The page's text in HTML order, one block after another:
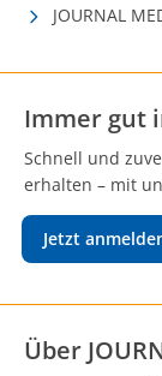
JOURNAL
Immer gut
Schnell und
erhalten – mit
Jetzt
Über